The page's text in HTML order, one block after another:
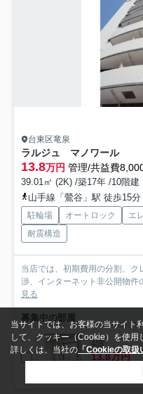
台東区竜泉
ラルジュ マノワール
13.8万円 管理/共益費
39.01㎡ (2K) /築17年 /10階建
山手線「鶯谷」駅 徒歩15分
駐輪場 オートロック エ
耐震構造
当店では、初期費用の分割、
渉、インターネット非公開物件
見る
募集中の部屋
4階
13.8万円
4階 /
当サイトでは、お客様の当サイト
して、クッキー（Cookie）を使用
詳しくは、当社の 「Cookieの取扱